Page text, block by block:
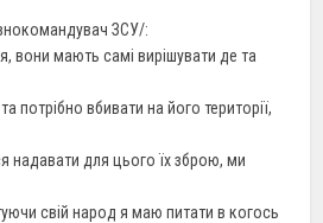
ЗСУ/:
вони мають самі вирішувати де та
потрібно вбивати на його території,
надавати для цього їх зброю, ми
свій народ я маю питати в когось